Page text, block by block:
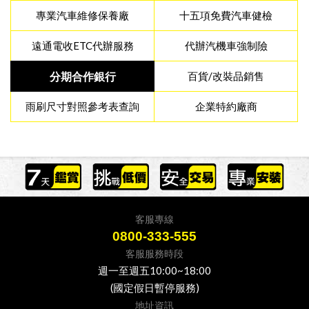
專業汽車維修保養廠 十五項免費汽車健檢
遠通電收ETC代辦服務 代辦汽機車強制險
分期合作銀行 百貨/改裝品銷售
雨刷尺寸對照參考表查詢 企業特約廠商
客服專線
0800-333-555
客服服務時段
週一至週五10:00~18:00
(國定假日暫停服務)
地址資訊